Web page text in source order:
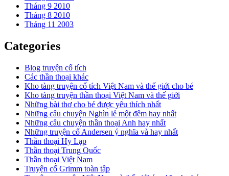
Tháng 9 2010
Tháng 8 2010
Tháng 11 2003
Categories
Blog truyện cổ tích
Các thần thoại khác
Kho tàng truyện cổ tích Việt Nam và thế giới cho bé
Kho tàng truyện thần thoại Việt Nam và thế giới
Những bài thơ cho bé được yêu thích nhất
Những câu chuyện Nghìn lẻ một đêm hay nhất
Những câu chuyện thần thoại Anh hay nhất
Những truyện cổ Andersen ý nghĩa và hay nhất
Thần thoại Hy Lạp
Thần thoại Trung Quốc
Thần thoại Việt Nam
Truyện cổ Grimm toàn tập